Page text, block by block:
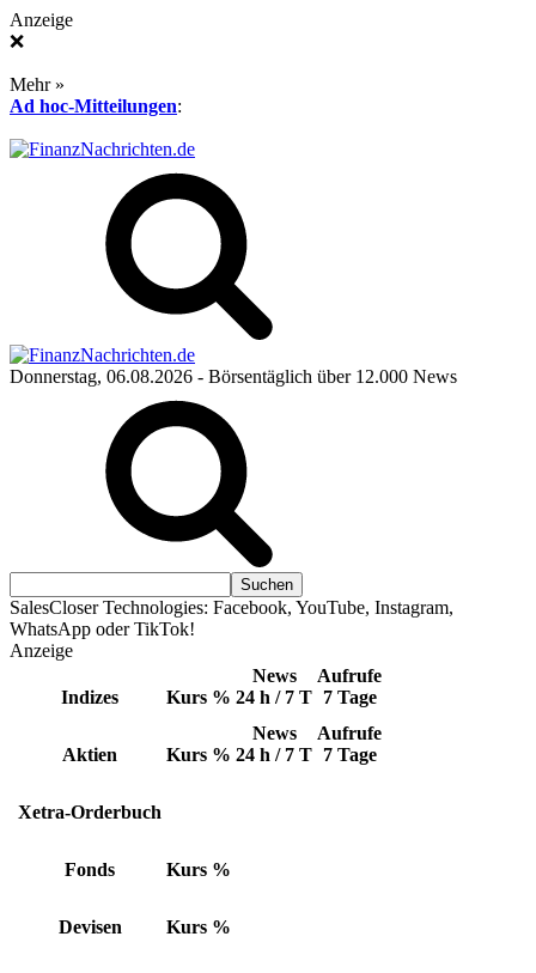
Anzeige
❌
Mehr »
Ad hoc-Mitteilungen:
Donnerstag, 06.08.2026 - Börsentäglich über 12.000 News
SalesCloser Technologies: Facebook, YouTube, Instagram,
WhatsApp oder TikTok!
Anzeige
Indizes Kurs %
News
24 h / 7 T
Aufrufe
7 Tage
Aktien Kurs %
News
24 h / 7 T
Aufrufe
7 Tage
Xetra-Orderbuch
Fonds Kurs %
Devisen Kurs %